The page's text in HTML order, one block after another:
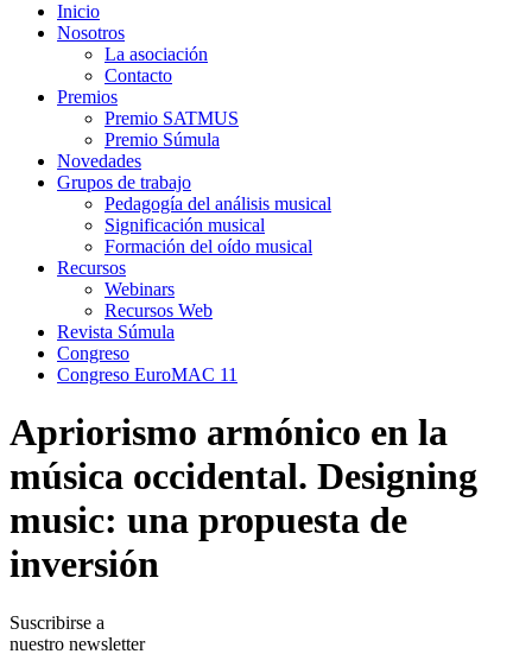
Inicio
Nosotros
La asociación
Contacto
Premios
Premio SATMUS
Premio Súmula
Novedades
Grupos de trabajo
Pedagogía del análisis musical
Significación musical
Formación del oído musical
Recursos
Webinars
Recursos Web
Revista Súmula
Congreso
Congreso EuroMAC 11
Apriorismo armónico en la
música occidental. Designing
music: una propuesta de
inversión
Suscribirse a
nuestro newsletter